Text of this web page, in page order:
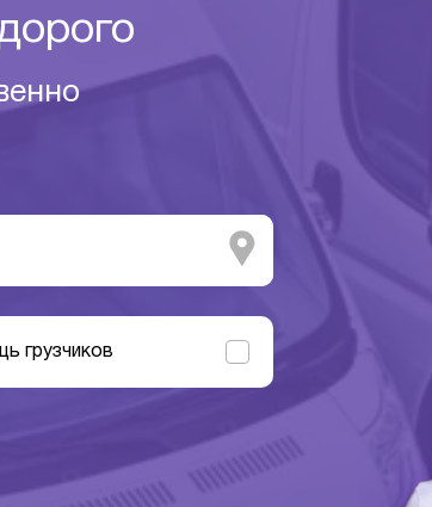
грузчиков